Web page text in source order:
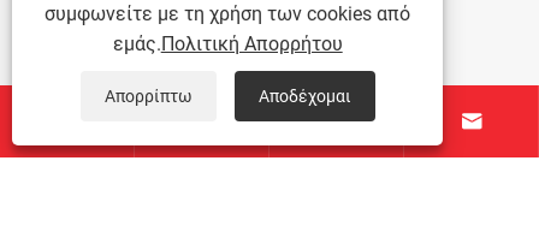
 
συμφωνείτε με τη χρήση των cookies από
εμάς.Πολιτική Απορρήτου
Απορρίπτω Αποδέχομαι